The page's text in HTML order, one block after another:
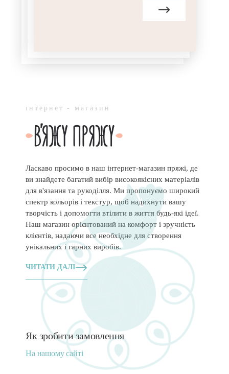
інтернет - магазин
Ласкаво просимо в наш інтернет-магазин пряжі, де
ви знайдете багатий вибір високоякісних матеріалів
для в'язання та рукоділля. Ми пропонуємо широкий
спектр кольорів і текстур, щоб надихнути вашу
творчість і допомогти втілити в життя будь-які ідеї.
Наш магазин орієнтований на комфорт і зручність
клієнтів, надаючи все необхідне для створення
унікальних і гарних виробів.
ЧИТАТИ ДАЛІ
Як зробити замовлення
На нашому сайті